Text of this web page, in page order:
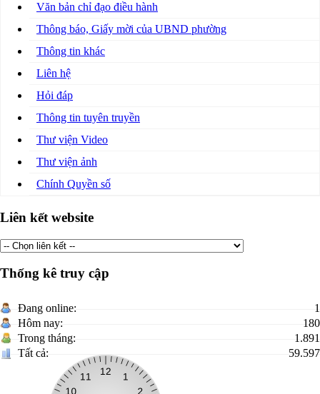
Văn bản chỉ đạo điều hành
Thông báo, Giấy mời của UBND phường
Thông tin khác
Liên hệ
Hỏi đáp
Thông tin tuyên truyền
Thư viện Video
Thư viện ảnh
Chính Quyền số
Liên kết website
Thống kê truy cập
Đang online:
1
Hôm nay:
180
Trong tháng:
1.891
Tất cả:
59.597